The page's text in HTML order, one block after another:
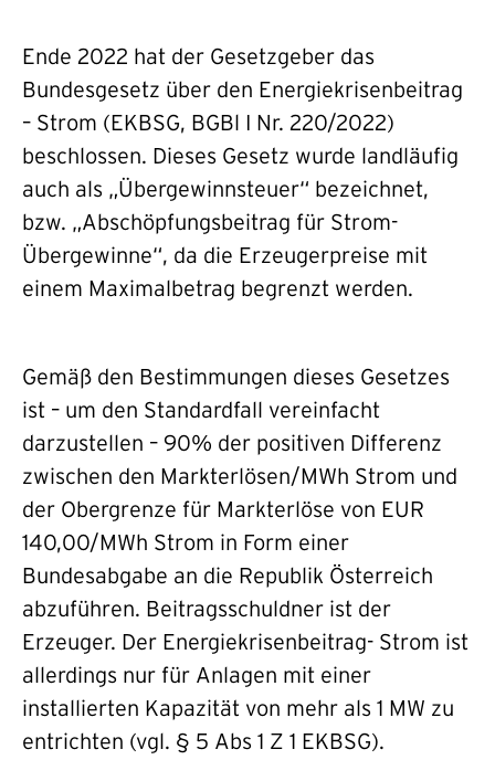
Ende 2022 hat der Gesetzgeber das
Bundesgesetz über den Energiekrisenbeitrag
– Strom (EKBSG, BGBl I Nr. 220/2022)
beschlossen. Dieses Gesetz wurde landläufig
auch als „Übergewinnsteuer“ bezeichnet,
bzw. „Abschöpfungsbeitrag für Strom-
Übergewinne“, da die Erzeugerpreise mit
einem Maximalbetrag begrenzt werden.
Gemäß den Bestimmungen dieses Gesetzes
ist – um den Standardfall vereinfacht
darzustellen – 90% der positiven Differenz
zwischen den Markterlösen/MWh Strom und
der Obergrenze für Markterlöse von EUR
140,00/MWh Strom in Form einer
Bundesabgabe an die Republik Österreich
abzuführen. Beitragsschuldner ist der
Erzeuger. Der Energiekrisenbeitrag- Strom ist
allerdings nur für Anlagen mit einer
installierten Kapazität von mehr als 1 MW zu
entrichten (vgl. § 5 Abs 1 Z 1 EKBSG).